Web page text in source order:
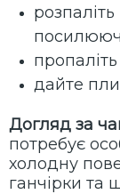
дайте
Догляд за
потребує
холодну
ганчірки та